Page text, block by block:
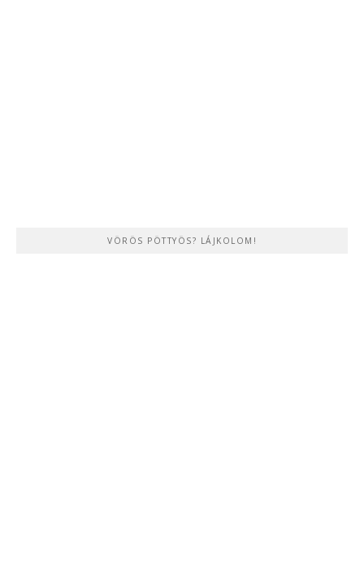
VÖRÖS PÖTTYÖS? LÁJKOLOM!